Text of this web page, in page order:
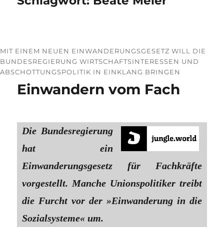
MIT EINEM NEUEN EINWANDERUNGSGESETZ WILL DIE
BUNDESREGIERUNG WIRTSCHAFTSINTE­RESSEN UND
ABSCHOTTUNGSPOLITIK IN EINKLANG BRINGEN
Einwandern vom Fach
Die Bundesregierung
hat ein
Einwanderungsgesetz für Fachkräfte
vorgestellt. Manche Unionspolitiker treibt
die Furcht vor der »Einwanderung in die
Sozialsysteme« um.